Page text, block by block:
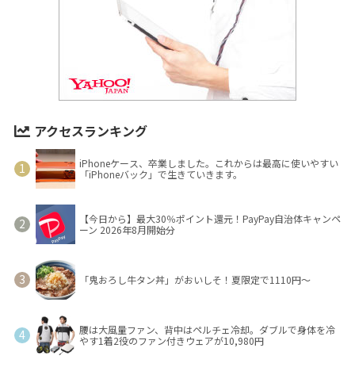
アクセスランキング
iPhoneケース、卒業しました。これからは最高に使いやすい
「iPhoneバック」で生きていきます。
【今日から】最大30％ポイント還元！PayPay自治体キャンペ
ーン 2026年8月開始分
「鬼おろし牛タン丼」がおいしそ！夏限定で1110円～
腰は大風量ファン、背中はペルチェ冷却。ダブルで身体を冷
やす1着2役のファン付きウェアが10,980円